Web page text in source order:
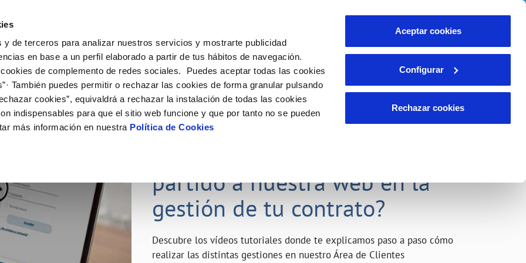
y de terceros para analizar nuestros servicios y mostrarte publicidad
en base a un perfil elaborado a partir de tus hábitos de navegación.
de complemento de redes sociales. Puedes aceptar todas las cookies
También puedes permitir o rechazar las cookies de forma granular pulsando
cookies”, equivaldrá a rechazar la instalación de todas las cookies
indispensables para que el sitio web funcione y que por tanto no se pueden
más información en nuestra Política de Cookies
Aceptar cookies
Configurar
Rechazar cookies
de titular
de suministro
MODIFICACIÓN DE DATOS
Actualizar datos bancarios
Actualizar datos de domicilio
INCIDENCIAS
Comunica anomalías o posibles
VER TODAS LAS GESTIONES
Tu Servicio
AL CLIENTE
contacto
de fuga interior
COMPROMISO DE SERVICIO
Carta de compromisos
Customer Counsel (Defensa del cliente)
Tu Agua
del agua
CUIDADOS DEL AGUA
Consejos de ahorro
Depósitos de reserva
Conócenos
DE GESTIÓN Y CERTIFICADOS
Nuestros compromisos
23 ABR 2020
partido a nuestra web en la
gestión de tu contrato?
Descubre los vídeos tutoriales donde te explicamos paso a paso cómo
realizar las distintas gestiones en nuestro Área de Clientes